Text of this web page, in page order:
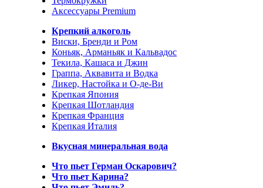
Аксессуары Premium
Крепкий алкоголь
Виски, Бренди и Ром
Коньяк, Арманьяк и Кальвадос
Текила, Кашаса и Джин
Граппа, Аквавита и Водка
Ликер, Настойка и О-де-Ви
Крепкая Япония
Крепкая Шотландия
Крепкая Франция
Крепкая Италия
Вкусная минеральная вода
Что пьет Герман Оскарович?
Что пьет Карина?